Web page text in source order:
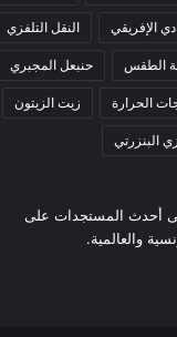
الإفريقي النقل التلفزي
الطقس حنبعل المجبري
الحرارة زيت الزيتون
البنزرتي
أحدث المستجدات على
والعالمية.